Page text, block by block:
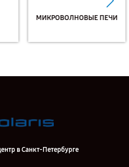
МИКРОВОЛНОВЫЕ ПЕЧИ
в Санкт-Петербурге